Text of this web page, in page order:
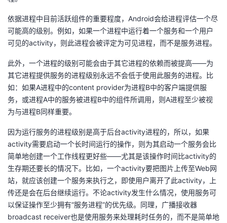
依据进程中目前活跃组件的重要程度，Android会给进程评估一个尽
可能高的级别。例如，如果一个进程中运行着一个服务和一个用户
可见的activity，则此进程会被评定为可见进程，而不是服务进程。
此外，一个进程的级别可能会由于其它进程的依赖而被提高——为
其它进程提供服务的进程级别永远不会低于使用此服务的进程。比
如：如果A进程中的content provider为进程B中的客户端提供服
务，或进程A中的服务被进程B中的组件所调用，则A进程至少被视
为与进程B同样重要。
因为运行服务的进程级别是高于后台activity进程的，所以，如果
activity需要启动一个长时间运行的操作，则为其启动一个服务会比
简单地创建一个工作线程更好些——尤其是该操作时间比activity的
生存期还要长的情况下。比如，一个activity要把图片上传至Web网
站，就应该创建一个服务来执行之，即使用户离开了此activity，上
传还是会在后台继续运行。不论activity发生什么情况，使用服务可
以保证操作至少拥有“服务进程”的优先级。同理，广播接收器
broadcast receiver也是使用服务来处理耗时任务的，而不是简单地